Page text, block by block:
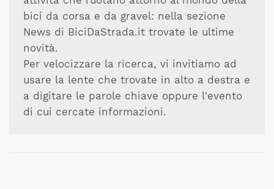
bici da corsa e da gravel: nella sezione
News di BiciDaStrada.it trovate le ultime
novità.
Per velocizzare la ricerca, vi invitiamo ad
usare la lente che trovate in alto a destra e
a digitare le parole chiave oppure l'evento
di cui cercate informazioni.